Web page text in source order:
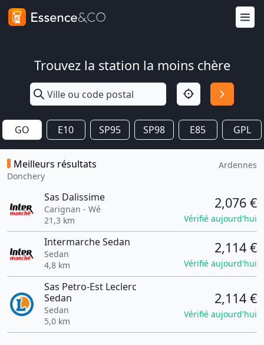
Trouvez la station la moins chère
GO E10 SP95 SP98 E85 GPL
Meilleurs résultats
Donchery
Ardennes
Sas Dalissime
Carignan - Wé
21,3 km
2,076 €
Vérifié aujourd'hui
Intermarche Sedan
Sedan
4,8 km
2,114 €
Vérifié aujourd'hui
Sas Petro-Est Leclerc
Sedan
Sedan
5,0 km
2,114 €
Vérifié aujourd'hui